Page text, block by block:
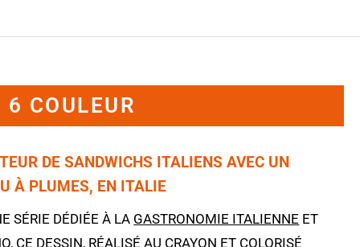
COULEUR
DE SANDWICHS ITALIENS AVEC UN
À PLUMES, EN ITALIE
SÉRIE DÉDIÉE À LA GASTRONOMIE ITALIENNE ET
CE DESSIN, RÉALISÉ AU CRAYON ET COLORISÉ